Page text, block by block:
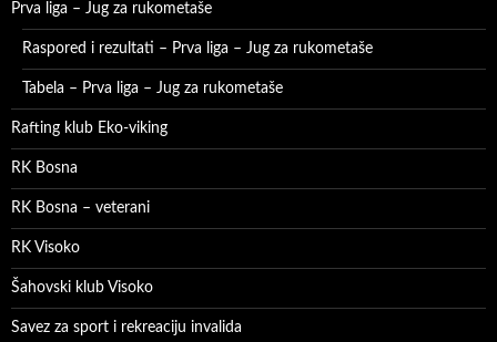
Prva liga – Jug za rukometaše
Raspored i rezultati – Prva liga – Jug za rukometaše
Tabela – Prva liga – Jug za rukometaše
Rafting klub Eko-viking
RK Bosna
RK Bosna – veterani
RK Visoko
Šahovski klub Visoko
Savez za sport i rekreaciju invalida